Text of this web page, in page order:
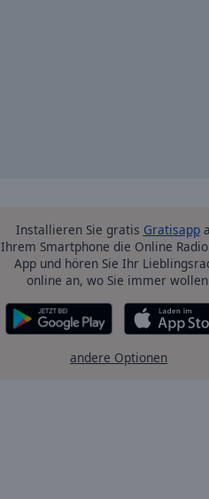
Installieren Sie gratis Gratisapp
Ihrem Smartphone die Online
App und hören Sie Ihr
online an, wo Sie immer
andere Optionen